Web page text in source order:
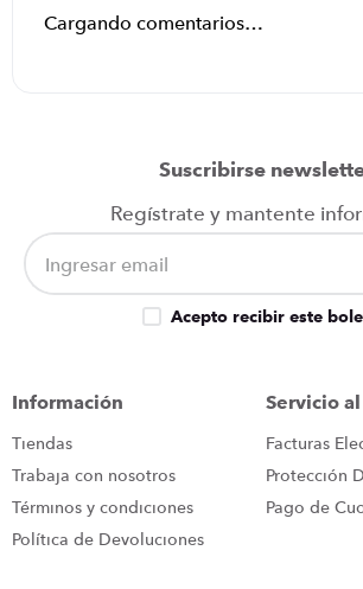
Cargando comentarios…
Suscribirse
Regístrate y mantente
Acepto recibir este
Información
Tiendas
Trabaja con nosotros
Términos y condiciones
Política de Devoluciones
Servicio
Facturas
Protección
Pago de